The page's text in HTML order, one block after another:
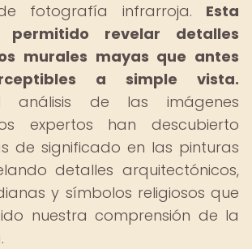
fotografía infrarroja. Esta
revelar detalles
murales mayas que antes
a simple vista.
análisis de las imágenes
expertos han descubierto
de significado en las pinturas
detalles arquitectónicos,
y símbolos religiosos que
nuestra comprensión de la